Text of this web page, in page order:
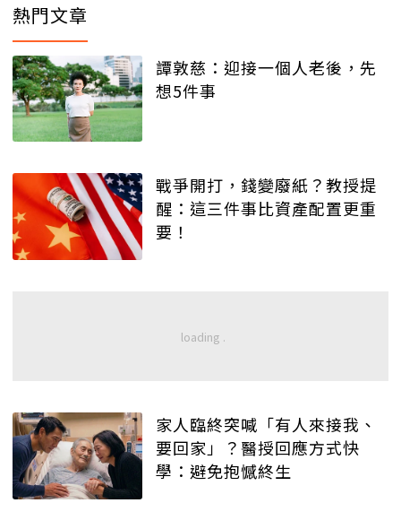
熱門文章
譚敦慈：迎接一個人老後，先
想5件事
戰爭開打，錢變廢紙？教授提
醒：這三件事比資產配置更重
要！
家人臨終突喊「有人來接我、
要回家」？醫授回應方式快
學：避免抱憾終生